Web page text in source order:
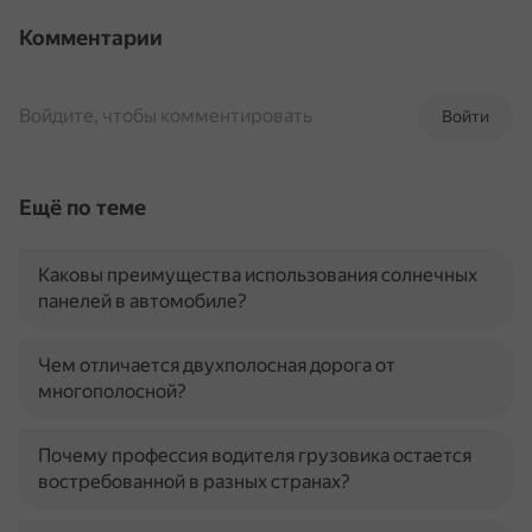
Комментарии
Войти
Войдите, чтобы комментировать
Ещё по теме
Каковы преимущества использования солнечных
панелей в автомобиле?
Чем отличается двухполосная дорога от
многополосной?
Почему профессия водителя грузовика остается
востребованной в разных странах?